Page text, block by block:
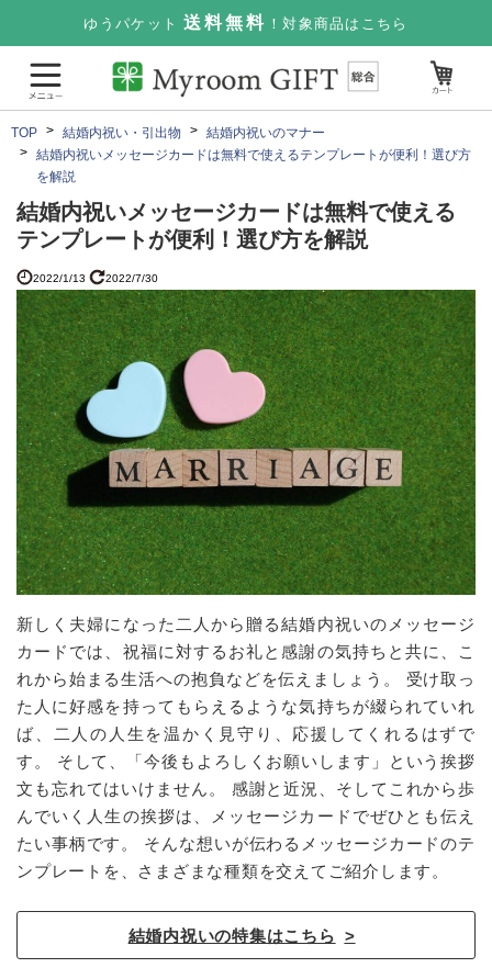
ゆうパケット 送料無料 ！対象商品はこちら
TOP 結婚内祝い・引出物
結婚内祝いのマナー
結婚内祝いメッセージカードは無料で使えるテンプレートが便利！選び方
を解説
結婚内祝いメッセージカードは無料で使える
テンプレートが便利！選び方を解説
2022/1/13 2022/7/30
新しく夫婦になった二人から贈る結婚内祝いのメッセージ
カードでは、祝福に対するお礼と感謝の気持ちと共に、こ
れから始まる生活への抱負などを伝えましょう。 受け取っ
た人に好感を持ってもらえるような気持ちが綴られていれ
ば、二人の人生を温かく見守り、応援してくれるはずで
す。 そして、「今後もよろしくお願いします」という挨拶
文も忘れてはいけません。 感謝と近況、そしてこれから歩
んでいく人生の挨拶は、メッセージカードでぜひとも伝え
たい事柄です。 そんな想いが伝わるメッセージカードのテ
ンプレートを、さまざまな種類を交えてご紹介します。
結婚内祝いの特集はこちら